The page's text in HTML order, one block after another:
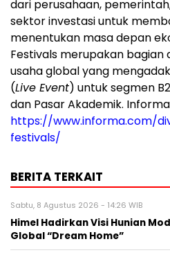
dari perusahaan,
sektor investasi untuk
menentukan masa depan
Festivals merupakan bagian
usaha global yang
(Live Event) untuk segmen
dan Pasar Akademik.
https://www.informa.com/
festivals/
BERITA TERKAIT
Sabtu, 8 Agustus 2026 - 14:26 WIB
Himel Hadirkan Visi Hunian
Global “Dream Home”